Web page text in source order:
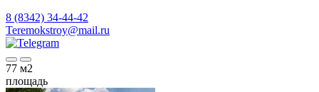
8 (8342) 34-44-42
Teremokstroy@mail.ru
77 м2
площадь